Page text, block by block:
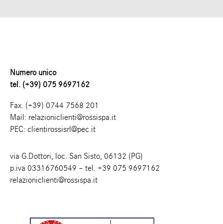
Numero unico
tel. (+39) 075 9697162
Fax. (+39) 0744 7568 201
Mail: relazioniclienti@rossispa.it
PEC: clientirossisrl@pec.it
via G.Dottori, loc. San Sisto, 06132 (PG)
p.iva 03316760549 – tel. +39 075 9697162
relazioniclienti@rossispa.it